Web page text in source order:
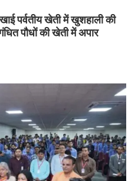
पर्वतीय खेती में खुशहाली की
पौधों की खेती में अपार